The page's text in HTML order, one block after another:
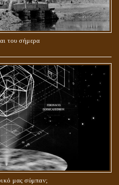
του σήμερα
μας σύμπαν;